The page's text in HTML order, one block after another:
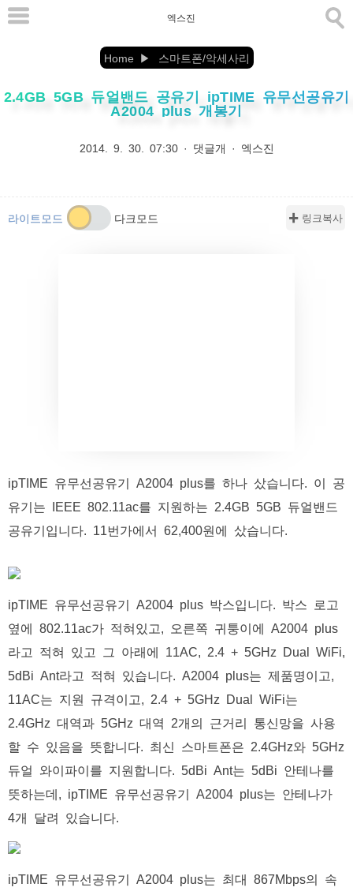
본
바
엑스진
Home 스마트폰/악세사리
2.4GB 5GB 듀얼밴드 공유기 ipTIME 유무선공유기
A2004 plus 개봉기
2014. 9. 30. 07:30· 댓글개 · 엑스진
✚ 링크복사
ipTIME 유무선공유기 A2004 plus를 하나 샀습니다. 이 공
유기는 IEEE 802.11ac를 지원하는 2.4GB 5GB 듀얼밴드
공유기입니다. 11번가에서 62,400원에 샀습니다.
ipTIME 유무선공유기 A2004 plus 박스입니다. 박스 로고
옆에 802.11ac가 적혀있고, 오른쪽 귀퉁이에 A2004 plus
라고 적혀 있고 그 아래에 11AC, 2.4 + 5GHz Dual WiFi,
5dBi Ant라고 적혀 있습니다. A2004 plus는 제품명이고,
11AC는 지원 규격이고, 2.4 + 5GHz Dual WiFi는
2.4GHz 대역과 5GHz 대역 2개의 근거리 통신망을 사용
할 수 있음을 뜻합니다. 최신 스마트폰은 2.4GHz와 5GHz
듀얼 와이파이를 지원합니다. 5dBi Ant는 5dBi 안테나를
뜻하는데, ipTIME 유무선공유기 A2004 plus는 안테나가
4개 달려 있습니다.
ipTIME 유무선공유기 A2004 plus는 최대 867Mbps의 속